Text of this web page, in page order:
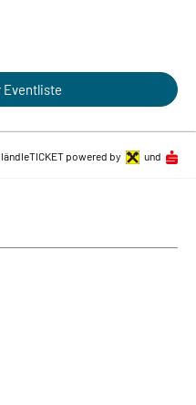
Eventliste
ländleTICKET powered by und